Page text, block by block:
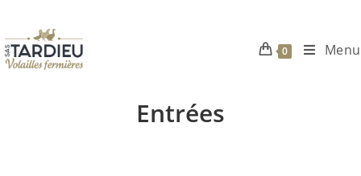
0 Menu
Entrées